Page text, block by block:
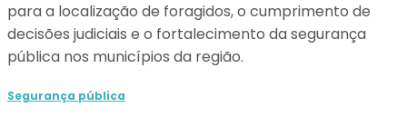
para a localização de foragidos, o cumprimento de
decisões judiciais e o fortalecimento da segurança
pública nos municípios da região.
Segurança pública